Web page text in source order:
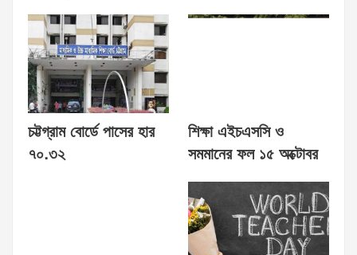
চট্টগ্রাম বোর্ডে পাসের হার
৭০.৩২
শিক্ষা এইচএসসি ও
সমমানের ফল ১৫ অক্টোবর